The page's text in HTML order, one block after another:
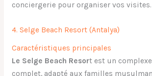
conciergerie pour organiser vos visites.
4. Selge Beach Resort (Antalya)
Caractéristiques principales
Le Selge Beach Resort est un
complet, adapté aux familles